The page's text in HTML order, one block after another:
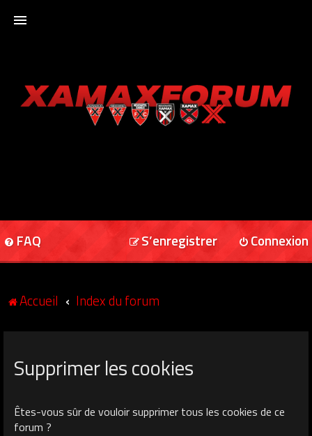
XAMAXFORUM
FAQ Connexion
S’enregistrer
Accueil Index du forum
Supprimer les cookies
Êtes-vous sûr de vouloir supprimer tous les cookies de ce
forum ?